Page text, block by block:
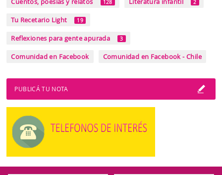
128 2
Tu Recetario Light 19
Reflexiones para gente apurada 3
Comunidad en Facebook Comunidad en Facebook - Chile
PUBLICÁ TU NOTA